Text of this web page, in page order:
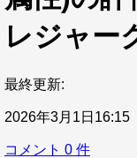
レジャー
最終更新:
2026年3月1日16:15
コメント 0 件